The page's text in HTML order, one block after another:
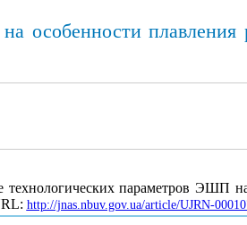
плавления
параметров ЭШП на
http://jnas.nbuv.gov.ua/article/UJRN-